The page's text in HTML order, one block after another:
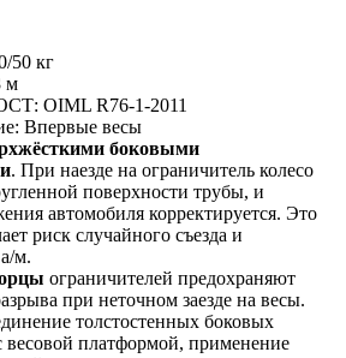
50 кг
м
OIML R76-1-2011
Впервые весы
боковыми
. При наезде на ограничитель колесо
поверхности трубы, и
автомобиля корректируется. Это
риск случайного съезда и
м.
ограничителей предохраняют
при неточном заезде на весы.
толстостенных боковых
весовой платформой, применение